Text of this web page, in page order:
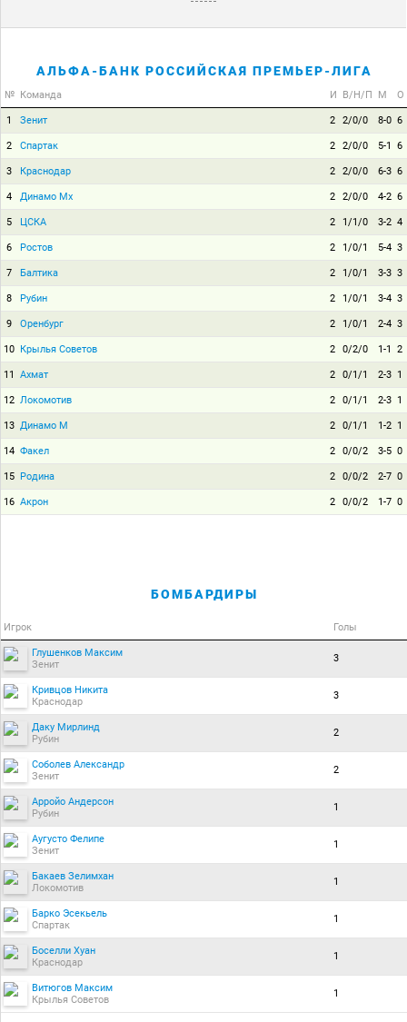
АЛЬФА-БАНК РОССИЙСКАЯ ПРЕМЬЕР-ЛИГА
№ Команда И В/Н/П М О
1 Зенит 2 2/0/0 8-0 6
2 Спартак 2 2/0/0 5-1 6
3 Краснодар 2 2/0/0 6-3 6
4 Динамо Мх 2 2/0/0 4-2 6
5 ЦСКА 2 1/1/0 3-2 4
6 Ростов 2 1/0/1 5-4 3
7 Балтика 2 1/0/1 3-3 3
8 Рубин 2 1/0/1 3-4 3
9 Оренбург 2 1/0/1 2-4 3
10 Крылья Советов 2 0/2/0 1-1 2
11 Ахмат 2 0/1/1 2-3 1
12 Локомотив 2 0/1/1 2-3 1
13 Динамо М 2 0/1/1 1-2 1
14 Факел 2 0/0/2 3-5 0
15 Родина 2 0/0/2 2-7 0
16 Акрон 2 0/0/2 1-7 0
БОМБАРДИРЫ
Игрок Голы
Глушенков Максим
Зенит
3
Кривцов Никита
Краснодар
3
Даку Мирлинд
Рубин
2
Соболев Александр
Зенит
2
Арройо Андерсон
Рубин
1
Аугусто Фелипе
Зенит
1
Бакаев Зелимхан
Локомотив
1
Барко Эсекьель
Спартак
1
Боселли Хуан
Краснодар
1
Витюгов Максим
Крылья Советов
1